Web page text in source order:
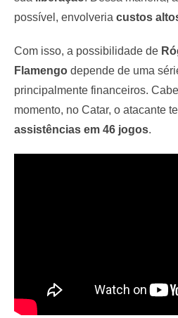
possível, envolveria custos
Com isso, a possibilidade de
Flamengo depende de uma
principalmente financeiros.
momento, no Catar, o atacante
assistências em 46 jogos.